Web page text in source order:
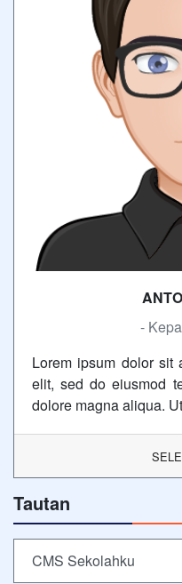
-
Lorem ipsum dolor sit
elit, sed do eiusmod
dolore magna aliqua.
Tautan
CMS Sekolahku